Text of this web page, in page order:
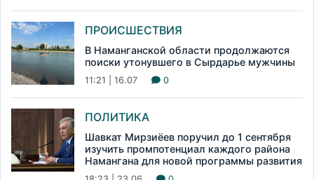
ПРОИСШЕСТВИЯ
В Наманганской области продолжаются
поиски утонувшего в Сырдарье мужчины
11:21 | 16.07 0
ПОЛИТИКА
Шавкат Мирзиёев поручил до 1 сентября
изучить промпотенциал каждого района
Намангана для новой программы развития